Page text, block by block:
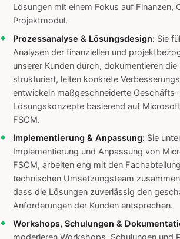
Lösungen mit einem Fokus auf Finanzen,
Projektmodul.
Prozessanalyse & Lösungsdesign: Sie
Analysen der finanziellen und
unserer Kunden durch, dokumentieren die
strukturiert, leiten konkrete
entwickeln maßgeschneiderte
Lösungskonzepte basierend auf
FSCM.
Implementierung & Anpassung: Sie
Implementierung und Anpassung von
FSCM, arbeiten eng mit den
technischen Umsetzungsteam
dass die Lösungen zuverlässig den
Anforderungen der Kunden entsprechen.
Workshops, Schulungen &